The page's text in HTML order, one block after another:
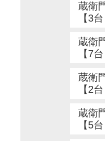
蔵衛
【3
蔵衛
【7
蔵衛
【2
蔵衛
【5